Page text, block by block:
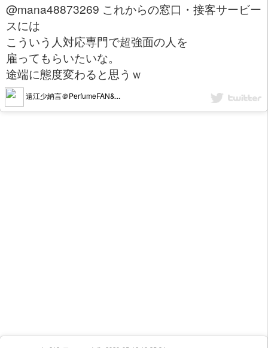
@mana48873269 これからの窓口・接客サービー
スには
こういう人対応専門で超強面の人を
雇ってもらいたいな。
途端に態度変わると思うｗ
遠江少納言＠PerfumeFAN&...